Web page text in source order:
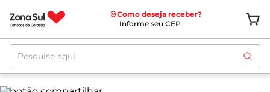
Como deseja receber?
Informe seu CEP
Pesquise aqui